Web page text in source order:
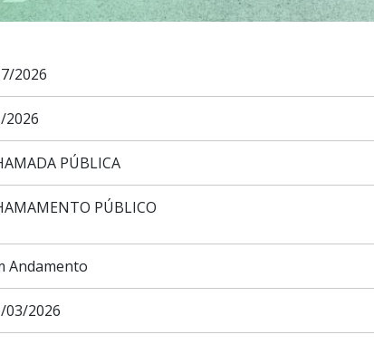
2026
2026
PÚBLICA
PÚBLICO
Andamento
03/2026